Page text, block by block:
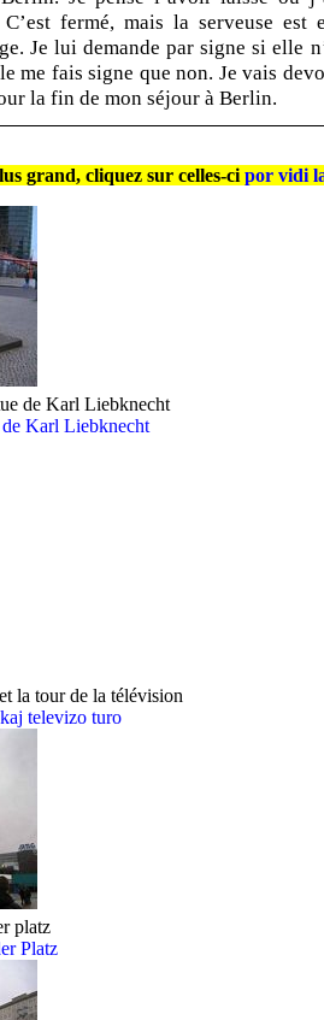
fermé, mais la serveuse est
Je lui demande par signe si elle
me fais signe que non. Je vais
la fin de mon séjour à Berlin.
grand, cliquez sur celles-ci por vidi
de Karl Liebknecht
Karl Liebknecht
la tour de la télévision
televizo turo
platz
Platz